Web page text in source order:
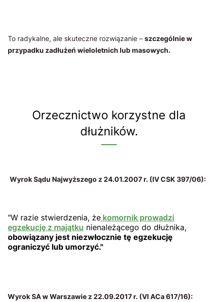
To radykalne, ale skuteczne rozwiązanie – szczególnie w
przypadku zadłużeń wieloletnich lub masowych.
Orzecznictwo korzystne dla
dłużników.
Wyrok Sądu Najwyższego z 24.01.2007 r. (IV CSK 397/06):
"W razie stwierdzenia, że komornik prowadzi
egzekucję z majątku nienależącego do dłużnika,
obowiązany jest niezwłocznie tę egzekucję
ograniczyć lub umorzyć."
Wyrok SA w Warszawie z 22.09.2017 r. (VI ACa 617/16):